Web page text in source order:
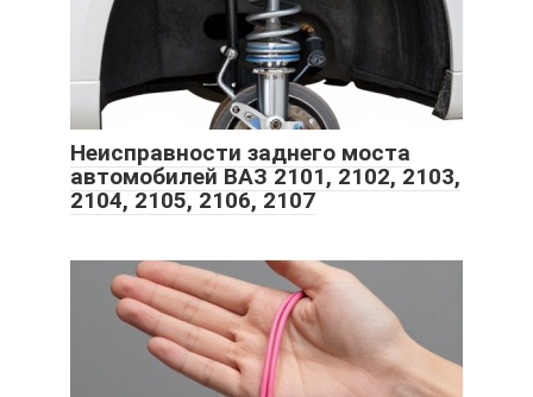
Неисправности заднего моста
автомобилей ВАЗ 2101, 2102, 2103,
2104, 2105, 2106, 2107